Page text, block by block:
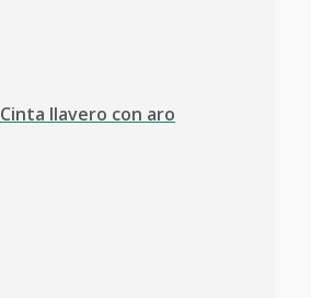
Cinta llavero con aro